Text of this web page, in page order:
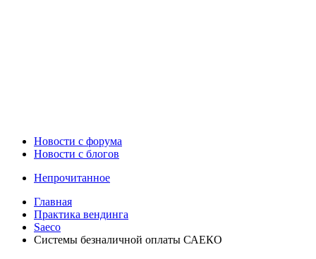
Новости c форума
Новости с блогов
Непрочитанное
Главная
Практика вендинга
Saeco
Системы безналичной оплаты САЕКО